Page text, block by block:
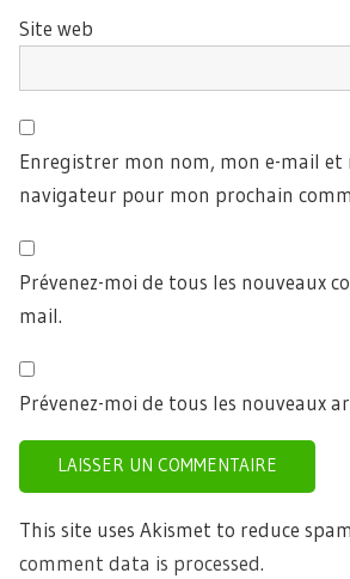
Site web
Enregistrer mon nom, mon e-mail et
navigateur pour mon prochain
Prévenez-moi de tous les nouveaux
mail.
Prévenez-moi de tous les nouveaux
This site uses Akismet to reduce
comment data is processed.